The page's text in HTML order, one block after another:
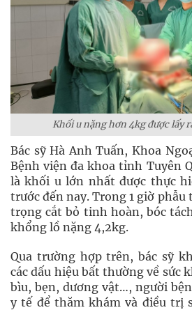
Khối u nặng hơn 4kg được lấy
Bác sỹ Hà Anh Tuấn, Khoa
Bệnh viện đa khoa tỉnh Tuyên
là khối u lớn nhất được thực
trước đến nay. Trong 1 giờ phẫu
trọng cắt bỏ tinh hoàn, bóc
khổng lồ nặng 4,2kg.
Qua trường hợp trên, bác sỹ
các dấu hiệu bất thường về sức
bìu, bẹn, dương vật…, người
y tế để thăm khám và điều trị